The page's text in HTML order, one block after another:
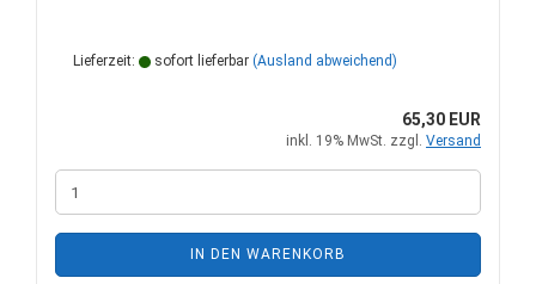
Lieferzeit: sofort lieferbar (Ausland abweichend)
65,30 EUR
inkl. 19% MwSt. zzgl. Versand
IN DEN WARENKORB